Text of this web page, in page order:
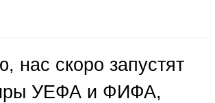
нас скоро запустят
УЕФА и ФИФА,